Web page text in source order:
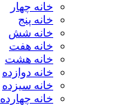
خانه چهار
خانه پنج
خانه شش
خانه هفت
خانه هشت
خانه دوازده
خانه سیزده
خانه چهارده